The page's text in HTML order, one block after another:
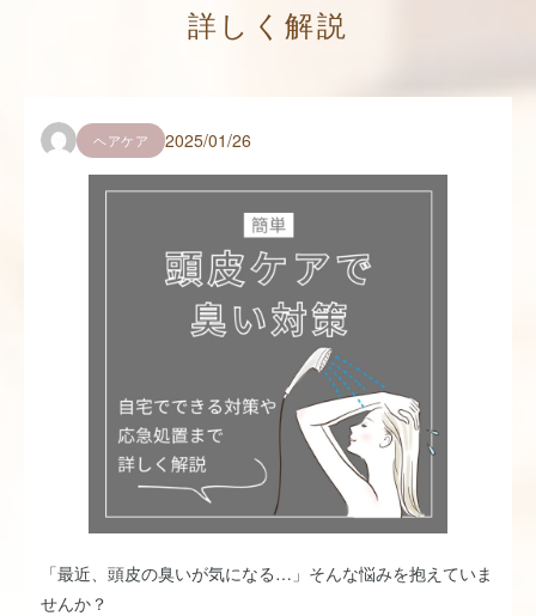
詳しく解説
ヘアケア 2025/01/26
「最近、頭皮の臭いが気になる…」そんな悩みを抱えていま
せんか？